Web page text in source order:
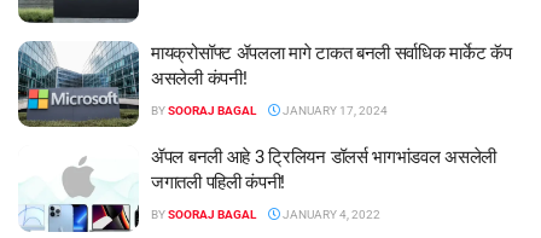
मायक्रोसॉफ्ट ॲपलला मागे टाकत बनली सर्वाधिक मार्केट कॅप
असलेली कंपनी!
BYSOORAJ BAGAL JANUARY 17, 2024
ॲपल बनली आहे 3 ट्रिलियन डॉलर्स भागभांडवल असलेली
जगातली पहिली कंपनी!
BYSOORAJ BAGAL JANUARY 4, 2022